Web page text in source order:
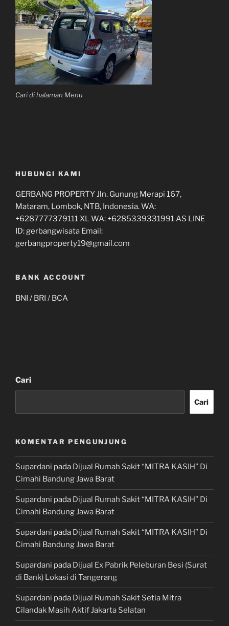
Cari di halaman Menu
HUBUNGI KAMI
GERBANG PROPERTY Jln. Gunung Merapi 167,
Mataram, Lombok, NTB, Indonesia. WA:
+6287777379111 XL WA: +6285339331991 AS LINE
ID: gerbangwisata Email:
gerbangproperty19@gmail.com
BANK ACCOUNT
BNI / BRI / BCA
Cari
Cari
KOMENTAR PENGUNJUNG
Supardani pada Dijual Rumah Sakit “MITRA KASIH” Di
Cimahi Bandung Jawa Barat
Supardani pada Dijual Rumah Sakit “MITRA KASIH” Di
Cimahi Bandung Jawa Barat
Supardani pada Dijual Rumah Sakit “MITRA KASIH” Di
Cimahi Bandung Jawa Barat
Supardani pada Dijual Ex Pabrik Peleburan Besi (Surat
di Bank) Lokasi di Tangerang
Supardani pada Dijual Rumah Sakit Setia Mitra
Cilandak Masih Aktif Jakarta Selatan